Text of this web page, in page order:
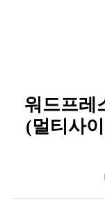
워드프레
(멀티사